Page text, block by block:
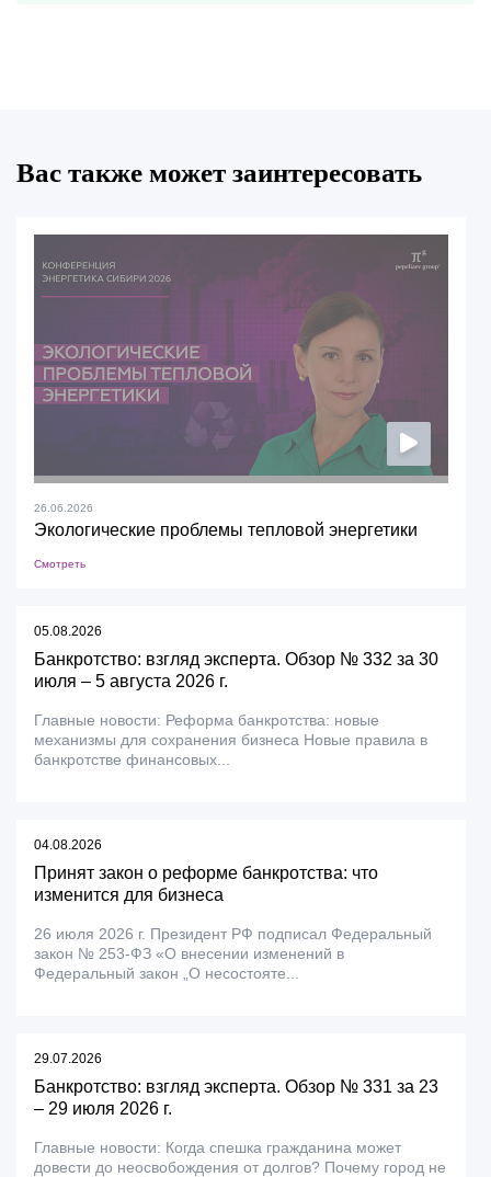
Вас также может заинтересовать
26.06.2026
Экологические проблемы тепловой энергетики
Смотреть
05.08.2026
Банкротство: взгляд эксперта. Обзор № 332 за 30
июля – 5 августа 2026 г.
Главные новости: Реформа банкротства: новые
механизмы для сохранения бизнеса Новые правила в
банкротстве финансовых...
04.08.2026
Принят закон о реформе банкротства: что
изменится для бизнеса
26 июля 2026 г. Президент РФ подписал Федеральный
закон № 253-ФЗ «О внесении изменений в
Федеральный закон „О несостояте...
29.07.2026
Банкротство: взгляд эксперта. Обзор № 331 за 23
– 29 июля 2026 г.
Главные новости: Когда спешка гражданина может
довести до неосвобождения от долгов? Почему город не